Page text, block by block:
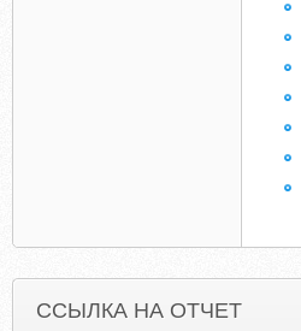
ССЫЛКА НА ОТЧЕТ